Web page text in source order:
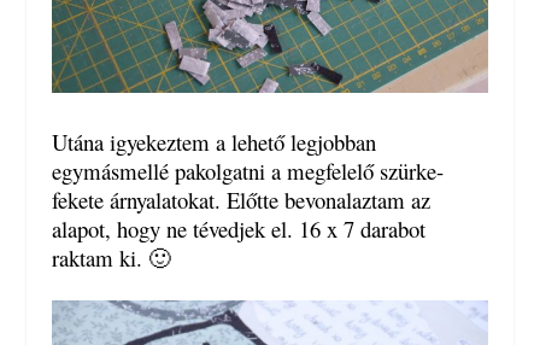
Utána igyekeztem a lehető legjobban
egymásmellé pakolgatni a megfelelő szürke-
fekete árnyalatokat. Előtte bevonalaztam az
alapot, hogy ne tévedjek el. 16 x 7 darabot
raktam ki. 🙂